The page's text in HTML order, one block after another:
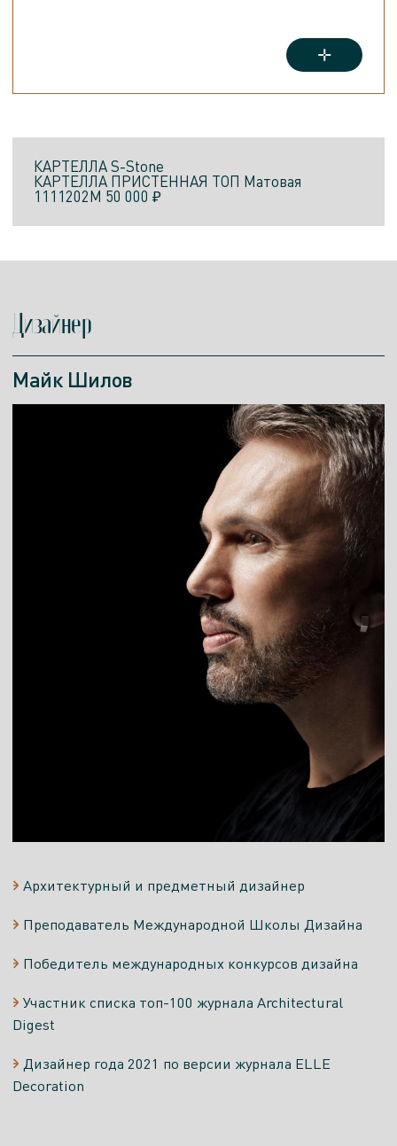
КАРТЕЛЛА S-Stone
КАРТЕЛЛА ПРИСТЕННАЯ ТОП Матовая
1111202M 50 000 ₽
Дизайнер
Архитектурный и предметный дизайнер
Преподаватель Международной Школы Дизайна
Победитель международных конкурсов дизайна
Участник списка топ-100 журнала Architectural
Digest
Дизайнер года 2021 по версии журнала ELLE
Decoration
Майк Шилов